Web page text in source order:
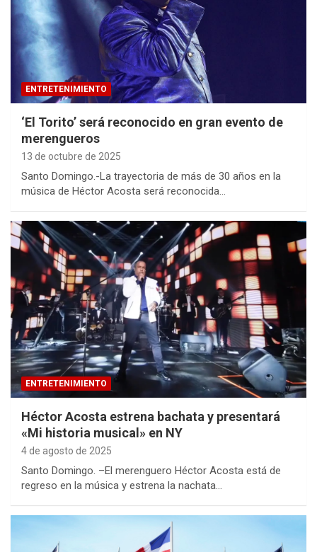
ENTRETENIMIENTO
‘El Torito’ será reconocido en gran evento de
merengueros
13 de octubre de 2025
Santo Domingo.-La trayectoria de más de 30 años en la
música de Héctor Acosta será reconocida…
ENTRETENIMIENTO
Héctor Acosta estrena bachata y presentará
«Mi historia musical» en NY
4 de agosto de 2025
Santo Domingo. –El merenguero Héctor Acosta está de
regreso en la música y estrena la nachata…